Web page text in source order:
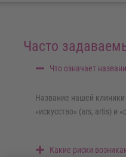
Часто
Что означает
Название нашей клиники
«искусство» (ars, artis) и
Какие риски